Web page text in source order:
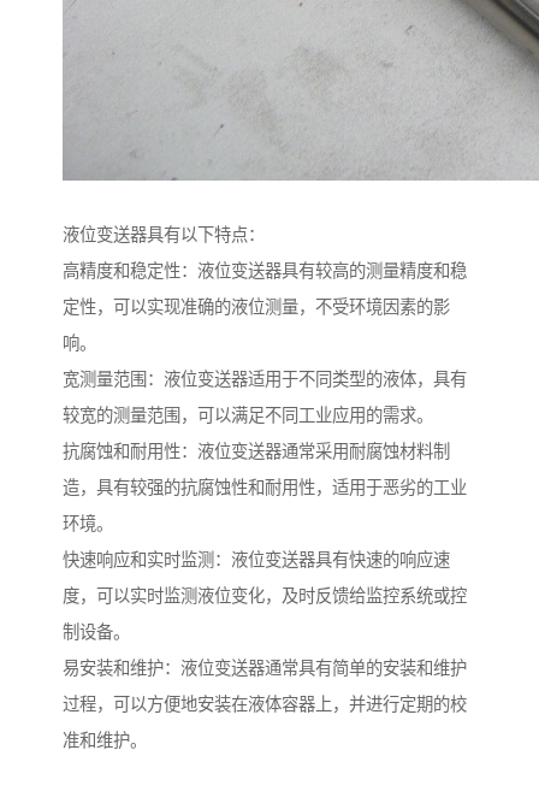
液位变送器具有以下特点：
高精度和稳定性：液位变送器具有较高的测量精度和稳
定性，可以实现准确的液位测量，不受环境因素的影
响。
宽测量范围：液位变送器适用于不同类型的液体，具有
较宽的测量范围，可以满足不同工业应用的需求。
抗腐蚀和耐用性：液位变送器通常采用耐腐蚀材料制
造，具有较强的抗腐蚀性和耐用性，适用于恶劣的工业
环境。
快速响应和实时监测：液位变送器具有快速的响应速
度，可以实时监测液位变化，及时反馈给监控系统或控
制设备。
易安装和维护：液位变送器通常具有简单的安装和维护
过程，可以方便地安装在液体容器上，并进行定期的校
准和维护。